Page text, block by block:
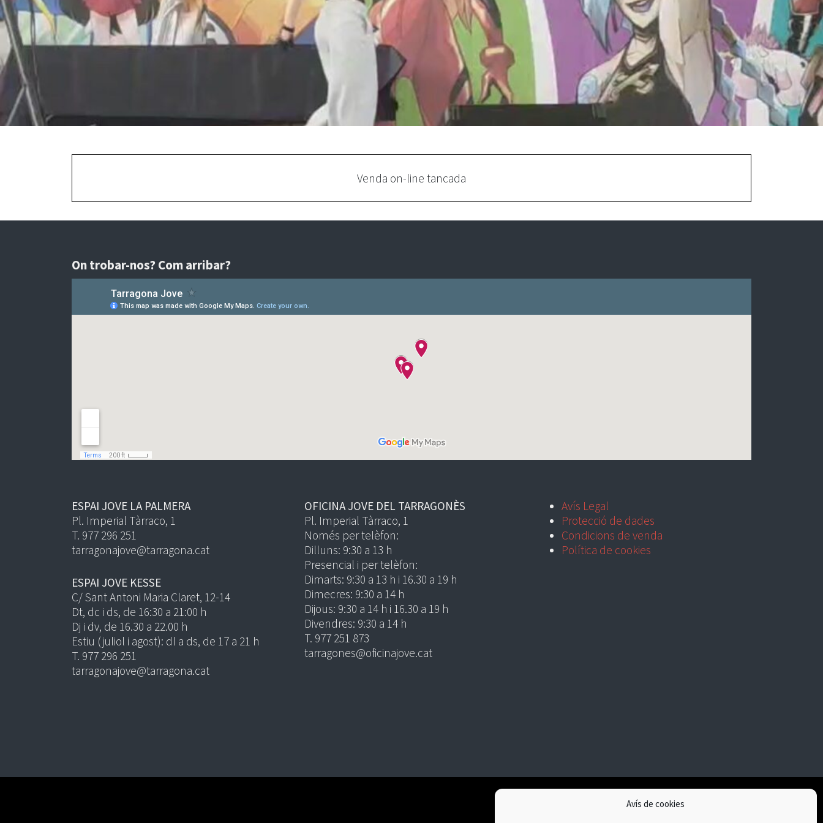
Avís de cookies
Venda on-line tancada
On trobar-nos? Com arribar?
ESPAI JOVE LA PALMERA
Pl. Imperial Tàrraco, 1
T. 977 296 251
tarragonajove@tarragona.cat
ESPAI JOVE KESSE
C/ Sant Antoni Maria Claret, 12-14
Dt, dc i ds, de 16:30 a 21:00 h
Dj i dv, de 16.30 a 22.00 h
Estiu (juliol i agost): dl a ds, de 17 a 21 h
T. 977 296 251
tarragonajove@tarragona.cat
OFICINA JOVE DEL TARRAGONÈS
Pl. Imperial Tàrraco, 1
Només per telèfon:
Dilluns: 9:30 a 13 h
Presencial i per telèfon:
Dimarts: 9:30 a 13 h i 16.30 a 19 h
Dimecres: 9:30 a 14 h
Dijous: 9:30 a 14 h i 16.30 a 19 h
Divendres: 9:30 a 14 h
T. 977 251 873
tarragones@oficinajove.cat
Avís Legal
Protecció de dades
Condicions de venda
Política de cookies